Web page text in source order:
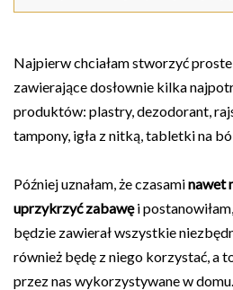
Najpierw chciałam stworzyć
zawierające dosłownie kilka
produktów: plastry, dezodorant,
tampony, igła z nitką, tabletki na
Później uznałam, że czasaminawet
uprzykrzyć zabawęi
będzie zawierał wszystkie
również będę z niego korzystać, a
przez nas wykorzystywane w domu.